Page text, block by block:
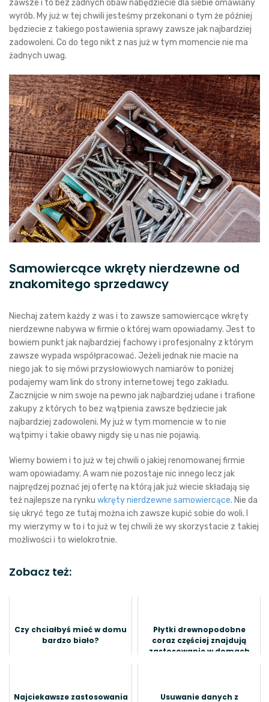
zawsze i to bez żadnych obaw nabędziecie dla siebie omawiany
wyrób. My już w tej chwili jesteśmy przekonani o tym że później
będziecie z takiego postawienia sprawy zawsze jak najbardziej
zadowoleni. Co do tego nikt z nas już w tym momencie nie ma
żadnych uwag.
Samowiercące wkręty nierdzewne od
znakomitego sprzedawcy
Niechaj zatem każdy z was i to zawsze samowiercące wkręty
nierdzewne nabywa w firmie o której wam opowiadamy. Jest to
bowiem punkt jak najbardziej fachowy i profesjonalny z którym
zawsze wypada współpracować. Jeżeli jednak nie macie na
niego jak to się mówi przysłowiowych namiarów to poniżej
podajemy wam link do strony internetowej tego zakładu.
Zacznijcie w nim swoje na pewno jak najbardziej udane i trafione
zakupy z których to bez wątpienia zawsze będziecie jak
najbardziej zadowoleni. My już w tym momencie w to nie
wątpimy i takie obawy nigdy się u nas nie pojawią.
Wiemy bowiem i to już w tej chwili o jakiej renomowanej firmie
wam opowiadamy. A wam nie pozostaje nic innego lecz jak
najprędzej poznać jej ofertę na którą jak już wiecie składają się
też najlepsze na rynku wkręty nierdzewne samowiercące. Nie da
się ukryć tego ze tutaj można ich zawsze kupić sobie do woli. I
my wierzymy w to i to już w tej chwili że wy skorzystacie z takiej
możliwości i to wielokrotnie.
Zobacz też:
Czy chciałbyś mieć w domu
bardzo biało?
Płytki drewnopodobne
coraz częściej znajdują
zastosowanie w domach
Najciekawsze zastosowania Usuwanie danych z